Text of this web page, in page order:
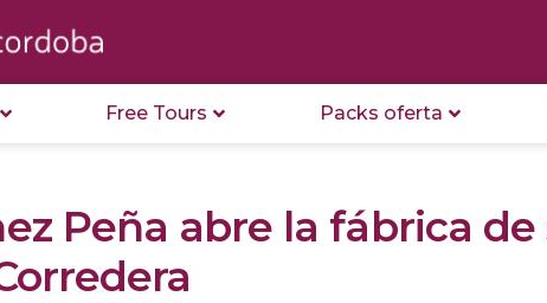
Free Tours Packs oferta
Peña abre la fábrica